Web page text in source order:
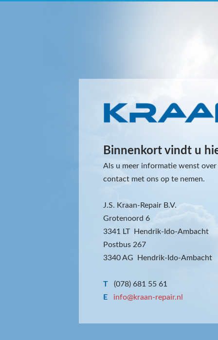
Binnenkort vindt u
Als u meer informatie wenst
contact met ons op te nemen.
J.S. Kraan-Repair B.V.
Grotenoord 6
3341 LT Hendrik-Ido-Ambacht
Postbus 267
3340 AG Hendrik-Ido-Ambacht
T
(078) 681 55 61
E
info@kraan-repair.nl